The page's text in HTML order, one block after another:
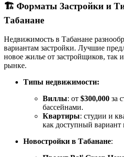
🏗️ Форматы Застройки и
Табанане
Недвижимость в Табанане
вариантам застройки. Лучшие
новое жилье от застройщиков, так
рынке.
Типы недвижимости:
Виллы: от $300,000 за
бассейнами.
Квартиры: студии и
как доступный вариант
Новостройки в Табанане: